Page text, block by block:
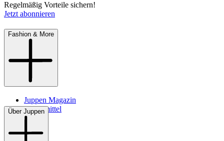
Regelmäßig Vorteile sichern!
Jetzt abonnieren
Fashion & More
Juppen Magazin
Pflegemittel
Über Juppen